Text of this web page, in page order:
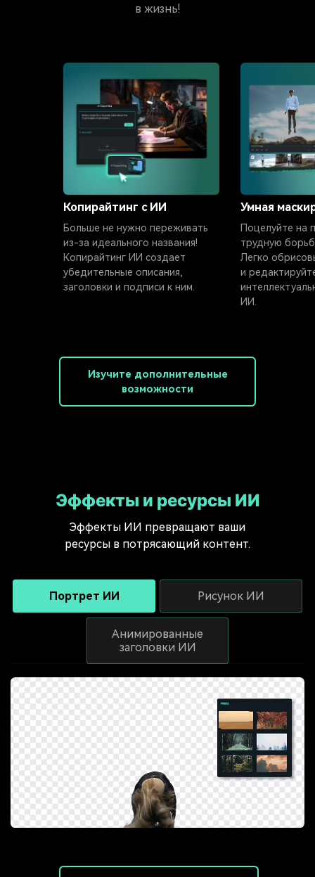
в жизнь!
Копирайтинг с ИИ
Больше не нужно переживать
из-за идеального названия!
Копирайтинг ИИ создает
убедительные описания,
заголовки и подписи к ним.
Умная
Поцелуйте на
трудную
Легко
и
ИИ.
Изучите дополнительные
возможности
Эффекты и ресурсы ИИ
Эффекты ИИ превращают ваши
ресурсы в потрясающий контент.
Портрет ИИ Рисунок ИИ
Анимированные
заголовки ИИ